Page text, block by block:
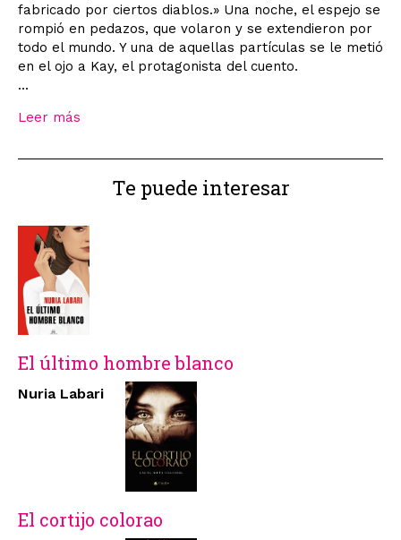
fabricado por ciertos diablos.» Una noche, el espejo se
rompió en pedazos, que volaron y se extendieron por
todo el mundo. Y una de aquellas partículas se le metió
en el ojo a Kay, el protagonista del cuento.
...
Leer más
Te puede interesar
El último hombre blanco
Nuria Labari
El cortijo colorao